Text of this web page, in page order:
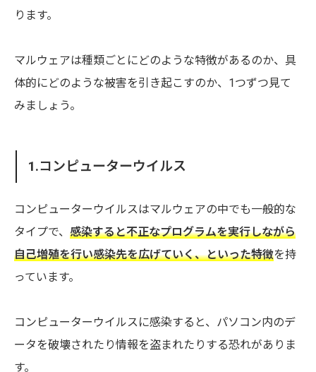
ります。
マルウェアは種類ごとにどのような特徴があるのか、具
体的にどのような被害を引き起こすのか、1つずつ見て
みましょう。
1.コンピューターウイルス
コンピューターウイルスはマルウェアの中でも一般的な
タイプで、 感染すると不正なプログラムを実行しながら
自己増殖を行い感染先を広げていく、といった特徴を持
っています。
コンピューターウイルスに感染すると、パソコン内のデ
ータを破壊されたり情報を盗まれたりする恐れがありま
す。